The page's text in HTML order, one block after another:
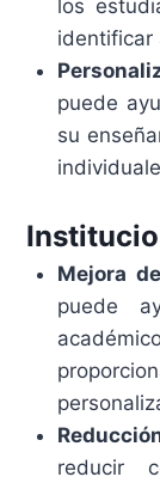
los
identificar
puede
su
Mejora
puede
reducir